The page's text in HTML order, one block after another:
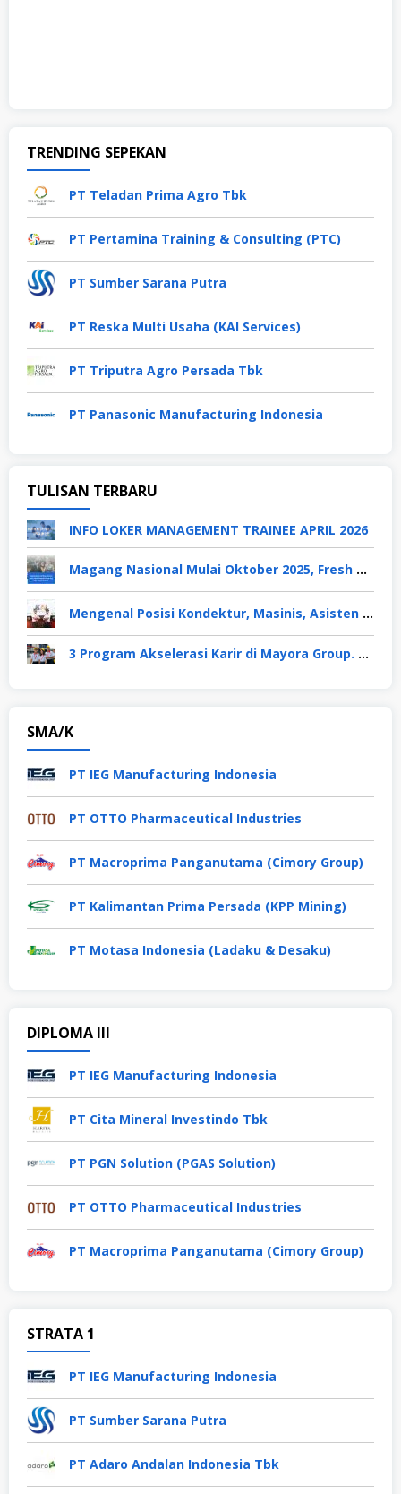
TRENDING SEPEKAN
PT Teladan Prima Agro Tbk
PT Pertamina Training & Consulting (PTC)
PT Sumber Sarana Putra
PT Reska Multi Usaha (KAI Services)
PT Triputra Agro Persada Tbk
PT Panasonic Manufacturing Indonesia
TULISAN TERBARU
INFO LOKER MANAGEMENT TRAINEE APRIL 2026
Magang Nasional Mulai Oktober 2025, Fresh Graduate Dapat Gaji UMP Selama 6 Bulan
Mengenal Posisi Kondektur, Masinis, Asisten PPKA, Pemeliharaan Sarana dan Prasarana, Polsuska (Polisi Khusus Kereta Api), di PT KAI
3 Program Akselerasi Karir di Mayora Group. Apa Saja? Berikut Penjelasannya
SMA/K
PT IEG Manufacturing Indonesia
PT OTTO Pharmaceutical Industries
PT Macroprima Panganutama (Cimory Group)
PT Kalimantan Prima Persada (KPP Mining)
PT Motasa Indonesia (Ladaku & Desaku)
DIPLOMA III
PT IEG Manufacturing Indonesia
PT Cita Mineral Investindo Tbk
PT PGN Solution (PGAS Solution)
PT OTTO Pharmaceutical Industries
PT Macroprima Panganutama (Cimory Group)
STRATA 1
PT IEG Manufacturing Indonesia
PT Sumber Sarana Putra
PT Adaro Andalan Indonesia Tbk